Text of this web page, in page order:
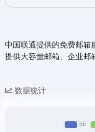
中国联通提供的免费邮箱
提供大容量邮箱、企业邮
数据统计